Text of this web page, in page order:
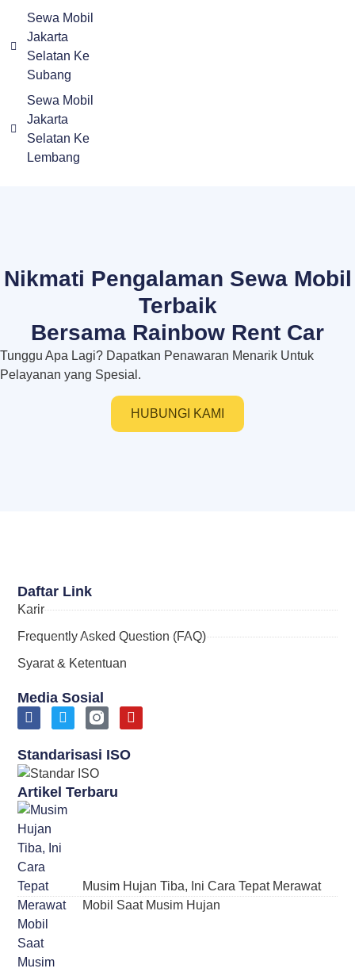
Sewa Mobil
Jakarta
Selatan Ke
Subang
Sewa Mobil
Jakarta
Selatan Ke
Lembang
Nikmati Pengalaman Sewa Mobil
Terbaik
Bersama Rainbow Rent Car
Tunggu Apa Lagi? Dapatkan Penawaran Menarik Untuk
Pelayanan yang Spesial.
HUBUNGI KAMI
Artikel Terbaru
Musim Hujan Tiba, Ini Cara Tepat Merawat
Mobil Saat Musim Hujan
Daftar Link
Karir
Frequently Asked Question (FAQ)
Syarat & Ketentuan
Media Sosial
Standarisasi ISO